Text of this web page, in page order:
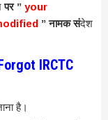
पर ” your
” नामक संदेश
IRCTC
है।